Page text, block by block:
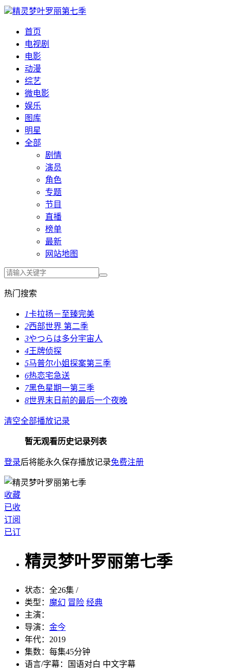
精灵梦叶罗丽第七季
首页
电视剧
电影
动漫
综艺
微电影
娱乐
图库
明星
全部
剧情
演员
角色
专题
节目
直播
榜单
最新
网站地图
热门搜索
1卡拉扬－至臻完美
2西部世界 第二季
3やつらは多分宇宙人
4王牌侦探
5马普尔小姐探案第三季
6热恋宅急送
7黑色星期一第三季
8世界末日前的最后一个夜晚
清空全部播放记录
暂无观看历史记录列表
登录后将能永久保存播放记录免费注册
收藏
已收
订阅
已订
精灵梦叶罗丽第七季
状态： 全26集 /
类型： 魔幻 冒险 经典
主演：
导演： 金今
年代： 2019
集数： 每集45分钟
语言/字幕：
国语对白 中文字幕